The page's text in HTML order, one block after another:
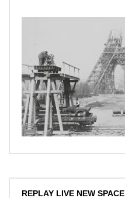
REPLAY LIVE NEW SPACE